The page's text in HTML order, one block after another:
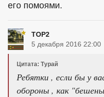
его помоями.
ТОР2
5 декабря 2016 22:00
Цитата: Турай
Ребятки , если бы у
обороны , как